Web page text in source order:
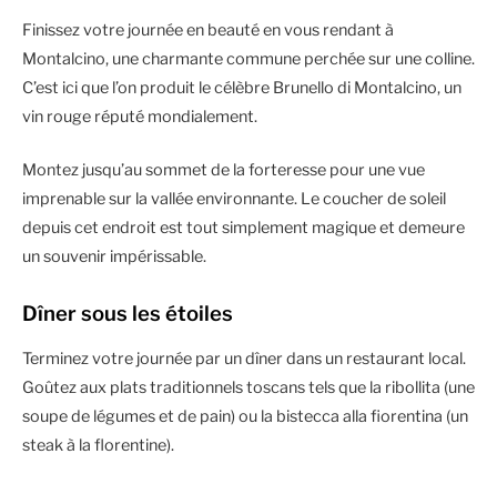
Finissez votre journée en beauté en vous rendant à
Montalcino, une charmante commune perchée sur une colline.
C’est ici que l’on produit le célèbre Brunello di Montalcino, un
vin rouge réputé mondialement.
Montez jusqu’au sommet de la forteresse pour une vue
imprenable sur la vallée environnante. Le coucher de soleil
depuis cet endroit est tout simplement magique et demeure
un souvenir impérissable.
Dîner sous les étoiles
Terminez votre journée par un dîner dans un restaurant local.
Goûtez aux plats traditionnels toscans tels que la ribollita (une
soupe de légumes et de pain) ou la bistecca alla fiorentina (un
steak à la florentine).